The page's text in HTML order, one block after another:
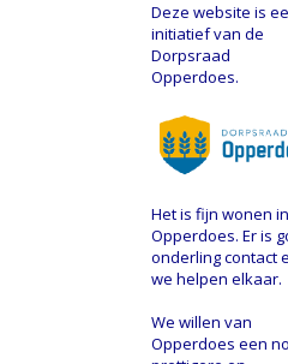
Deze website is
initiatief van de
Dorpsraad
Opperdoes.
Het is fijn wonen in
Opperdoes. Er is
onderling contact
we helpen elkaar.
We willen van
Opperdoes een